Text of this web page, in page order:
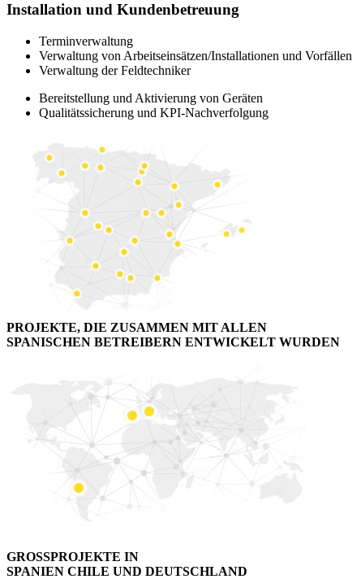
Installation und Kundenbetreuung
Terminverwaltung
Verwaltung von Arbeitseinsätzen/Installationen und Vorfällen
Verwaltung der Feldtechniker
Bereitstellung und Aktivierung von Geräten
Qualitätssicherung und KPI-Nachverfolgung
PROJEKTE, DIE ZUSAMMEN MIT ALLEN
SPANISCHEN BETREIBERN ENTWICKELT WURDEN
GROSSPROJEKTE IN
SPANIEN CHILE UND DEUTSCHLAND